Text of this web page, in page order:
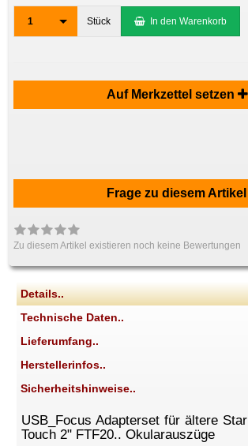
1 Stück In den Warenkorb
Auf Merkzettel setzen
Frage zu diesem Artikel
Zu diesem Artikel existieren noch keine Bewertungen
Details..
Technische Daten..
Lieferumfang..
Herstellerinfos..
Sicherheitshinweise..
USB_Focus Adapterset für ältere
Touch 2" FTF20.. Okularauszüge